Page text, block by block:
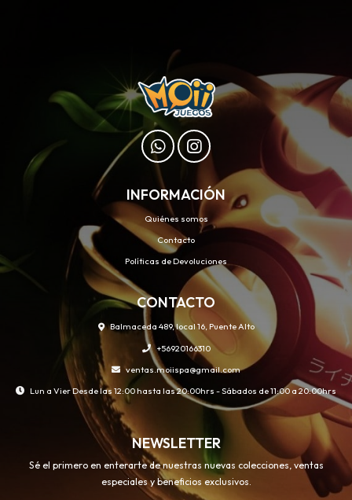
INFORMACIÓN
Quiénes somos
Contacto
Políticas de Devoluciones
CONTACTO
Balmaceda 489, local 16, Puente Alto
+56920166310
ventas.moiispa@gmail.com
Lun a Vier Desde las 12:00 hasta las 20:00hrs - Sábados de 11:00 a 20:00hrs
NEWSLETTER
Sé el primero en enterarte de nuestras nuevas colecciones, ventas
especiales y beneficios exclusivos.